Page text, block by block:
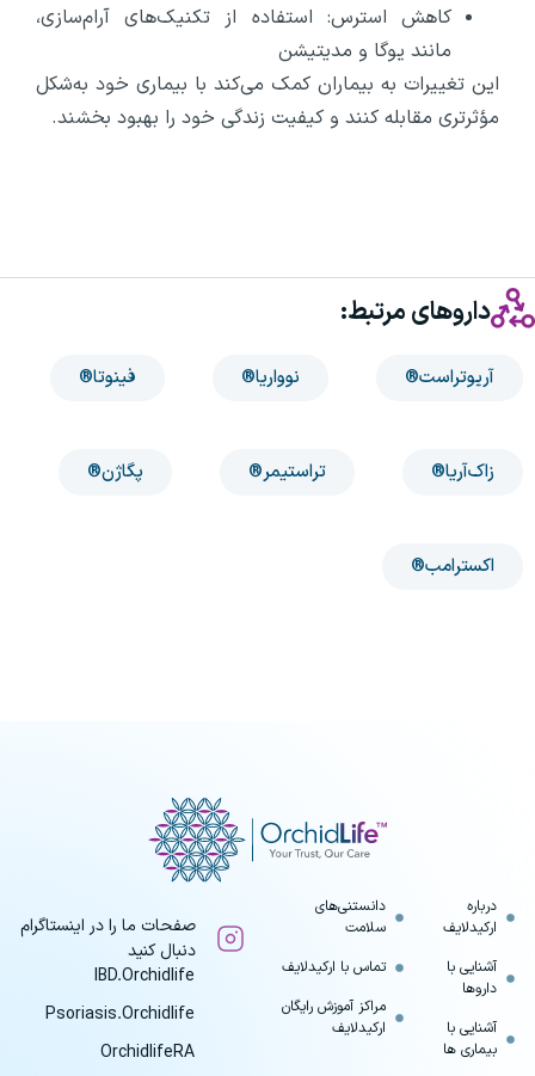
کاهش استرس: استفاده از تکنیک‌های آرام‌سازی،
مانند یوگا و مدیتیشن
این تغییرات به بیماران کمک می‌کند با بیماری خود به‌شکل
مؤثرتری مقابله کنند و کیفیت زندگی خود را بهبود بخشند.
داروهای مرتبط:
آریوتراست® نوواریا® فینوتا®
زاک‌آریا® تراستیمر® پگاژن®
اکسترامب®
درباره
ارکیدلایف
آشنایی با
داروها
آشنایی با
بیماری ها
دانستنی‌های
سلامت
تماس با ارکیدلایف
مراکز آموزش رایگان
ارکیدلایف
صفحات ما را در اینستاگرام
دنبال کنید
IBD.Orchidlife
Psoriasis.Orchidlife
OrchidlifeRA